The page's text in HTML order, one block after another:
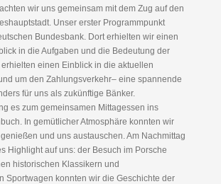
wir uns gemeinsam mit dem Zug auf den
Unser erster Programmpunkt
Bundesbank. Dort erhielten wir einen
in die Aufgaben und die Bedeutung der
einen Einblick in die aktuellen
um den Zahlungsverkehr– eine spannende
für uns als zukünftige Bänker.
es zum gemeinsamen Mittagessen ins
In gemütlicher Atmosphäre konnten wir
und uns austauschen. Am Nachmittag
Highlight auf uns: der Besuch im Porsche
historischen Klassikern und
Sportwagen konnten wir die Geschichte der